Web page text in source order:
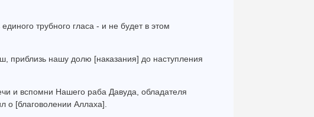
трубного гласа - и не будет в этом
приблизь нашу долю [наказания] до наступления
и вспомни Нашего раба Давуда, обладателя
о [благоволении Аллаха].